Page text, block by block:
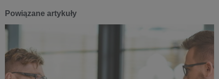
Powiązane artykuły